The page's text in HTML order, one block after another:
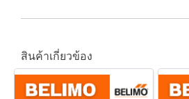
สินค้าเกี่ยวข้อง